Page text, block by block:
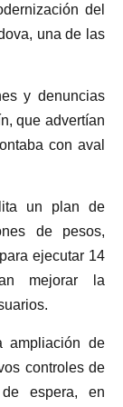
del
una de las
y denuncias
que advertían
con aval
un plan de
de pesos,
ejecutar 14
mejorar la
ampliación de
controles de
espera, en